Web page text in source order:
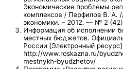
Экономические проблемы
комплексов / Перфилов В. А.
экономики. – 2012. — № 2
Информация об исполнении
местных бюджетов.
России [Электронный
http://www.roskazna.ru/
mestnykh-byudzhetov/